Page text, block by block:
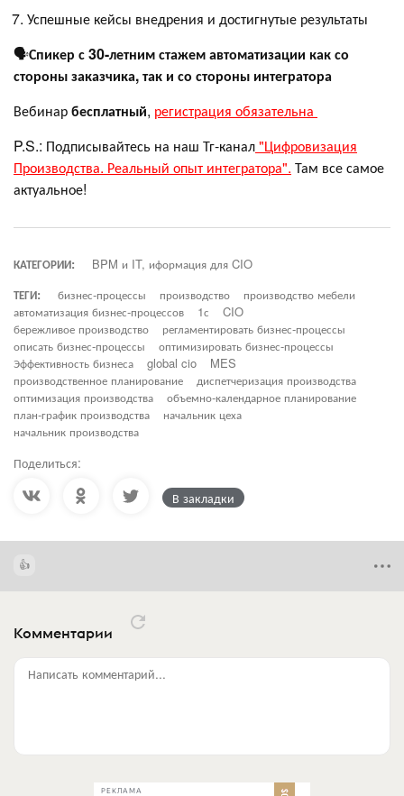
Успешные кейсы внедрения и достигнутые результаты
🗣Спикер с 30-летним стажем автоматизации как со
стороны заказчика, так и со стороны интегратора
Вебинарбесплатный, регистрация обязательна
P.S.: Подписывайтесь на наш Тг-канал"Цифровизация
Производства. Реальный опыт интегратора". Там все самое
актуальное!
КАТЕГОРИИ:
BPM и IT, иформация для CIO
ТЕГИ:
бизнес-процессы производство
производство мебели
автоматизация бизнес-процессов
1с
CIO
бережливое производство
регламентировать бизнес-процессы
описать бизнес-процессы
оптимизировать бизнес-процессы
Эффективность бизнеса
global cio
MES
производственное планирование
диспетчеризация производства
оптимизация производства
объемно-календарное планирование
план-график производства
начальник цеха
начальник производства
Поделиться:
В закладки
Комментарии
Написать комментарий...
РЕКЛАМА